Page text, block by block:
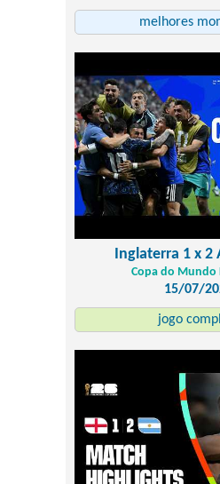
melhores
Inglaterra 1 x 2
Copa do Mundo
15/07/
jogo